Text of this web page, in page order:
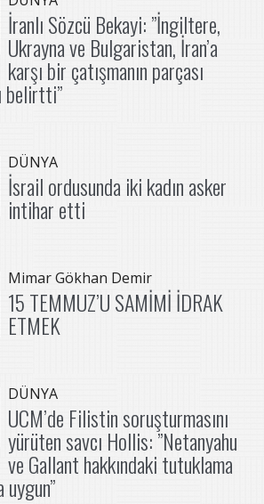
İranlı Sözcü Bekayi: ”İngiltere,
Ukrayna ve Bulgaristan, İran’a
karşı bir çatışmanın parçası
belirtti”
DÜNYA
İsrail ordusunda iki kadın asker
intihar etti
Mimar Gökhan Demir
15 TEMMUZ’U SAMİMİ İDRAK
ETMEK
DÜNYA
UCM’de Filistin soruşturmasını
yürüten savcı Hollis: ”Netanyahu
ve Gallant hakkındaki tutuklama